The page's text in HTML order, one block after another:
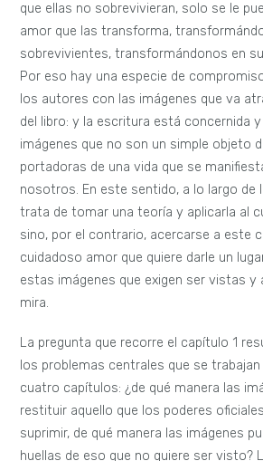
que ellas no sobrevivieran, solo se le
amor que las transforma,
sobrevivientes, transformándonos en
Por eso hay una especie de
los autores con las imágenes que va
del libro: y la escritura está concernida
imágenes que no son un simple objeto
portadoras de una vida que se
nosotros. En este sentido, a lo largo de
trata de tomar una teoría y aplicarla al
sino, por el contrario, acercarse a este
cuidadoso amor que quiere darle un
estas imágenes que exigen ser vistas y
mira.
La pregunta que recorre el capítulo 1
los problemas centrales que se
cuatro capítulos: ¿de qué manera las
restituir aquello que los poderes
suprimir, de qué manera las imágenes
huellas de eso que no quiere ser visto?